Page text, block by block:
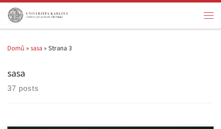
Skip to content
Domů » sasa » Strana 3
sasa
37 posts